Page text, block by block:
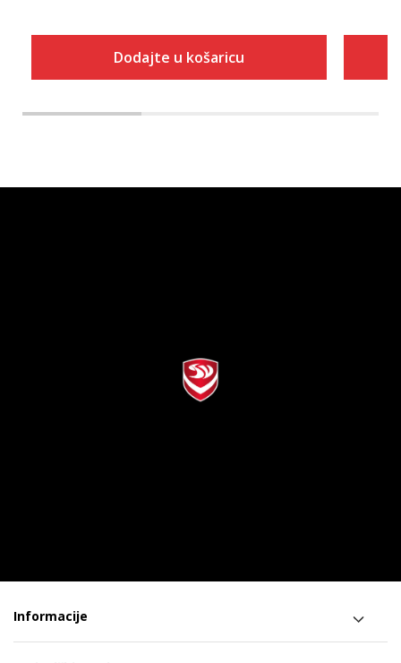
Dodajte u košaricu
Informacije